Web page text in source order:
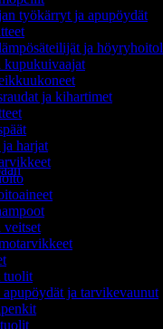
työkärryt ja apupöydät
ja
kupukuivaajat
ja kihartimet
harjat
veitset
tuolit
ja tarvikevaunut